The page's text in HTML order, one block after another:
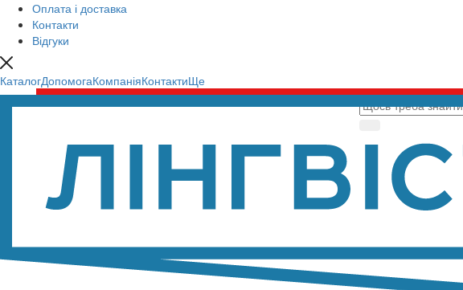
Оплата і доставка
Контакти
Відгуки
КаталогДопомогаКомпаніяКонтактиЩе